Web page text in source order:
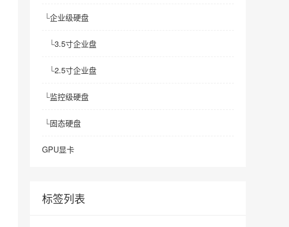
└企业级硬盘
└3.5寸企业盘
└2.5寸企业盘
└监控级硬盘
└固态硬盘
GPU显卡
标签列表